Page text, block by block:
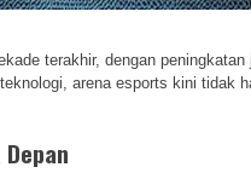
terakhir, dengan
arena esports kini tidak